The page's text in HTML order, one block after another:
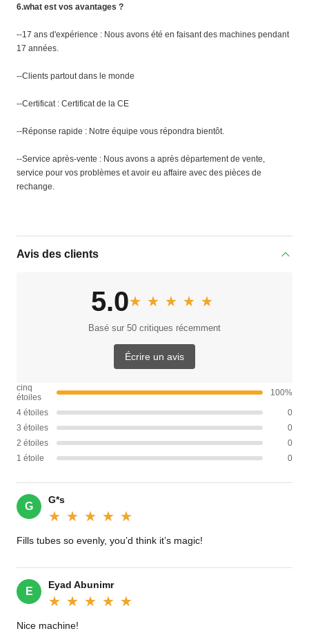
6.what est vos avantages ?
--17 ans d'expérience : Nous avons été en faisant des machines pendant
17 années.
--Clients partout dans le monde
--Certificat : Certificat de la CE
--Réponse rapide : Notre équipe vous répondra bientôt.
--Service après-vente : Nous avons a après département de vente,
service pour vos problèmes et avoir eu affaire avec des pièces de
rechange.
Avis des clients
5.0★★★★★
★★★★★
Basé sur 50 critiques récemment
Écrire un avis
cinq
étoiles
100%
4 étoiles
0
3 étoiles
0
2 étoiles
0
1 étoile
0
G
G*s
★★★★★
★★★★★
Fills tubes so evenly, you’d think it’s magic!‌
E
Eyad Abunimr
★★★★★
★★★★★
Nice machine!